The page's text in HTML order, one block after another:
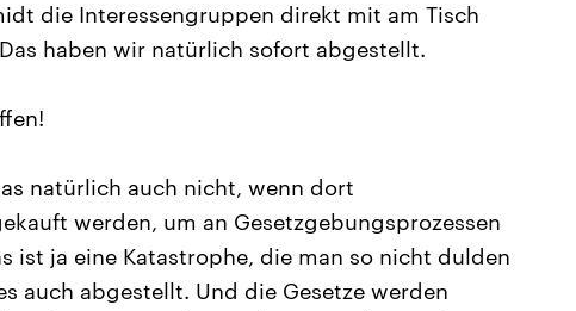
die Interessengruppen direkt mit am Tisch
haben wir natürlich sofort abgestellt.
natürlich auch nicht, wenn dort
werden, um an Gesetzgebungsprozessen
ist ja eine Katastrophe, die man so nicht dulden
auch abgestellt. Und die Gesetze werden